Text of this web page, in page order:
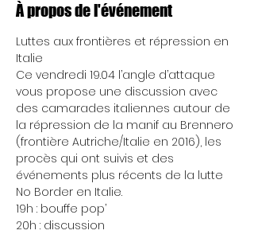
À propos de l'événement
Luttes aux frontières et répression en
Italie
Ce vendredi 19.04 l’angle d’attaque
vous propose une discussion avec
des camarades italien.nes autour de
la répression de la manif au Brennero
(frontière Autriche/Italie en 2016), les
procès qui ont suivis et des
événements plus récents de la lutte
No Border en Italie.
19h : bouffe pop’
20h : discussion